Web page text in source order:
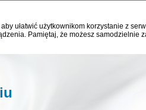
ułatwić użytkownikom korzystanie z
Pamiętaj, że możesz